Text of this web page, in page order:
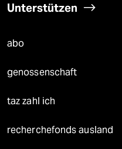
Unterstützen
abo
genossenschaft
taz zahl ich
recherchefonds ausland